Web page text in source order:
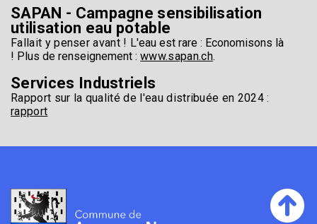
SAPAN - Campagne sensibilisation
utilisation eau potable
Fallait y penser avant ! L'eau est rare : Economisons là
! Plus de renseignement : www.sapan.ch.
Services Industriels
Rapport sur la qualité de l'eau distribuée en 2024 :
rapport